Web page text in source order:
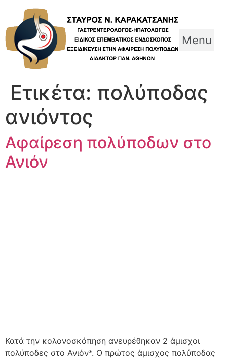
content
Menu
Ετικέτα: πολύποδας
ανιόντος
Αφαίρεση πολύποδων στο
Ανιόν
Κατά την κολονοσκόπηση ανευρέθηκαν 2 άμισχοι
πολύποδες στο Ανιόν*. Ο πρώτος άμισχος πολύποδας